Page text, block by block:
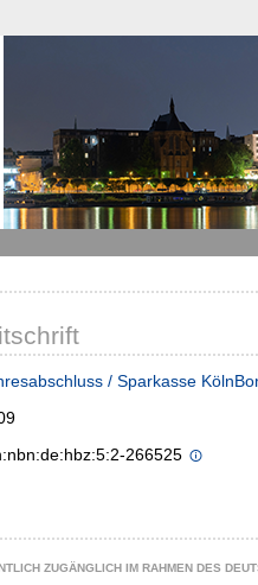
/ Sparkasse
266525
ZUGÄNGLICH IM RAHMEN DES